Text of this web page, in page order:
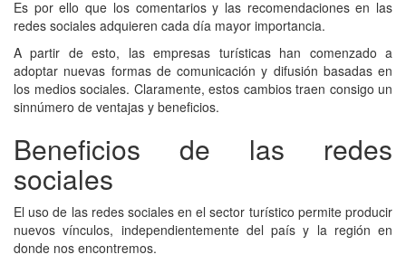
Es por ello que los comentarios y las recomendaciones en las
redes sociales adquieren cada día mayor importancia.
A partir de esto, las empresas turísticas han comenzado a
adoptar nuevas formas de comunicación y difusión basadas en
los medios sociales. Claramente, estos cambios traen consigo un
sinnúmero de ventajas y beneficios.
Beneficios de las redes
sociales
El uso de las redes sociales en el sector turístico permite producir
nuevos vínculos, independientemente del país y la región en
donde nos encontremos.